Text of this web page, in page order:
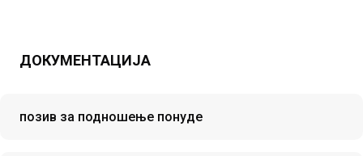
ДОКУМЕНТАЦИЈА
позив за подношење понуде